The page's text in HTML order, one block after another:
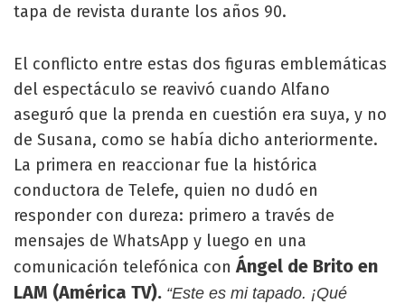
tapa de revista durante los años 90.
El conflicto entre estas dos figuras emblemáticas
del espectáculo se reavivó cuando Alfano
aseguró que la prenda en cuestión era suya, y no
de Susana, como se había dicho anteriormente.
La primera en reaccionar fue la histórica
conductora de Telefe, quien no dudó en
responder con dureza: primero a través de
mensajes de WhatsApp y luego en una
comunicación telefónica conÁngel de Brito en
LAM (América TV). “Este es mi tapado. ¡Qué